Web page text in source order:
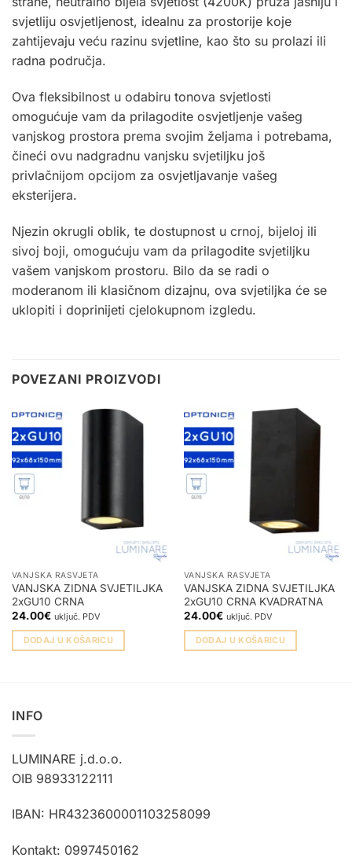
svjetliju osvjetljenost, idealnu za prostorije koje
zahtijevaju veću razinu svjetline, kao što su prolazi ili
radna područja.
Ova fleksibilnost u odabiru tonova svjetlosti
omogućuje vam da prilagodite osvjetljenje vašeg
vanjskog prostora prema svojim željama i potrebama,
čineći ovu nadgradnu vanjsku svjetiljku još
privlačnijom opcijom za osvjetljavanje vašeg
eksterijera.
Njezin okrugli oblik, te dostupnost u crnoj, bijeloj ili
sivoj boji, omogućuju vam da prilagodite svjetiljku
vašem vanjskom prostoru. Bilo da se radi o
moderanom ili klasičnom dizajnu, ova svjetiljka će se
uklopiti i doprinijeti cjelokupnom izgledu.
POVEZANI PROIZVODI
VANJSKA RASVJETA
VANJSKA ZIDNA SVJETILJKA
2xGU10 CRNA
24.00€ uključ. PDV
DODAJ U KOŠARICU
VANJSKA RASVJETA
VANJSKA ZIDNA SVJETILJKA
2xGU10 CRNA KVADRATNA
24.00€ uključ. PDV
DODAJ U KOŠARICU
INFO
LUMINARE j.d.o.o.
OIB 98933122111
IBAN: HR4323600001103258099
Kontakt: 0997450162